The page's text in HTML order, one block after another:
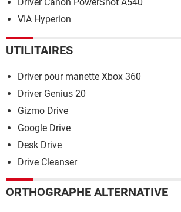
Driver Canon PowerShot A540
VIA Hyperion
UTILITAIRES
Driver pour manette Xbox 360
Driver Genius 20
Gizmo Drive
Google Drive
Desk Drive
Drive Cleanser
ORTHOGRAPHE ALTERNATIVE